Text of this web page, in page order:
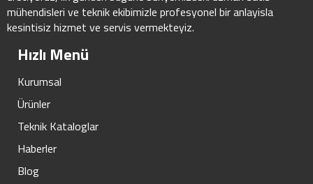
mühendisleri ve teknik ekibimizle profesyonel bir anlayisla
kesintisiz hizmet ve servis vermekteyiz.
Hızlı Menü
Kurumsal
Ürünler
Teknik Kataloglar
Haberler
Blog